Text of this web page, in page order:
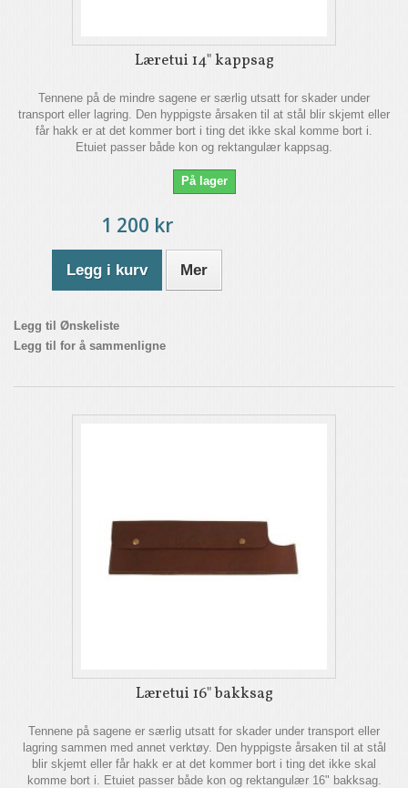
Læretui 14" kappsag
Tennene på de mindre sagene er særlig utsatt for skader under
transport eller lagring. Den hyppigste årsaken til at stål blir skjemt eller
får hakk er at det kommer bort i ting det ikke skal komme bort i.
Etuiet passer både kon og rektangulær kappsag.
På lager
1 200 kr
Legg i kurv Mer
Legg til Ønskeliste
Legg til for å sammenligne
Læretui 16" bakksag
Tennene på sagene er særlig utsatt for skader under transport eller
lagring sammen med annet verktøy. Den hyppigste årsaken til at stål
blir skjemt eller får hakk er at det kommer bort i ting det ikke skal
komme bort i. Etuiet passer både kon og rektangulær 16" bakksag.